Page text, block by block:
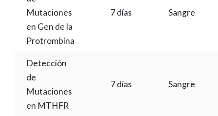
Mutaciones
en Gen de la
Protrombina
7 días Sangre
Detección
de
Mutaciones
en MTHFR
7 días Sangre